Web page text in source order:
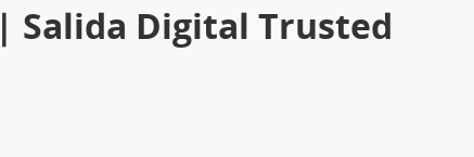
| Salida Digital Trusted